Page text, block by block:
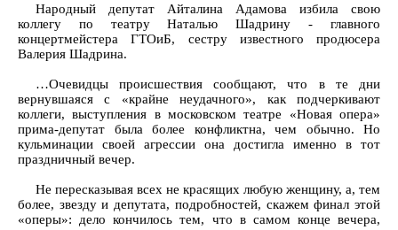
Народный депутат Айталина Адамова избила свою
коллегу по театру Наталью Шадрину - главного
концертмейстера ГТОиБ, сестру известного продюсера
Валерия Шадрина.
…Очевидцы происшествия сообщают, что в те дни
вернувшаяся с «крайне неудачного», как подчеркивают
коллеги, выступления в московском театре «Новая опера»
прима-депутат была более конфликтна, чем обычно. Но
кульминации своей агрессии она достигла именно в тот
праздничный вечер.
Не пересказывая всех не красящих любую женщину, а, тем
более, звезду и депутата, подробностей, скажем финал этой
«оперы»: дело кончилось тем, что в самом конце вечера,